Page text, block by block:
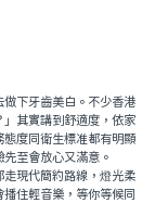
下牙齒美白。不少香港
其實講到舒適度，依家
度同衛生標准都有明顯
至會放心又滿意。
現代簡約路線，燈光柔
住輕音樂，等你等候同